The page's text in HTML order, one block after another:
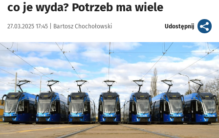
co je wyda? Potrzeb ma wiele
Data publikacji:
27.03.2025 17:45 | Autor:
Bartosz Chochołowski Udostępnijartykuł
Kliknij, aby powiększyć